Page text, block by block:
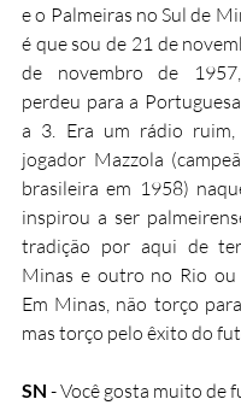
e o Palmeiras no Sul de
é que sou de 21 de
de novembro de
perdeu para a
a 3. Era um rádio
jogador Mazzola
brasileira em 1958)
inspirou a ser
tradição por aqui de
Minas e outro no Rio ou
Em Minas, não torço
mas torço pelo êxito do
SN - Você gosta muito de